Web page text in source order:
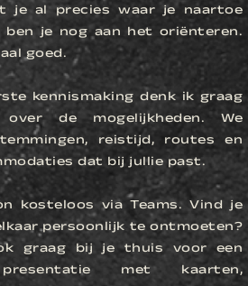
je al precies waar je naartoe
je nog aan het oriënteren.
goed.
kennismaking denk ik graag
de mogelijkheden. We
reistijd, routes en
dat bij jullie past.
kosteloos via Teams. Vind je
persoonlijk te ontmoeten?
graag bij je thuis voor een
met kaarten,